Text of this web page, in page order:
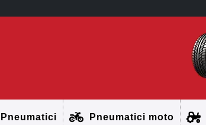
Pneumatici Pneumatici moto